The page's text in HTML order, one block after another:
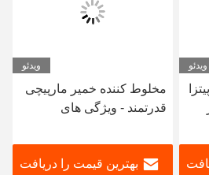
ویدئو ویدئو
مخلوط کننده خمیر مارپیچی
قدرتمند - ویژگی های
قدرت
بهترین قیمت را دریافت